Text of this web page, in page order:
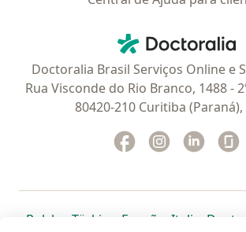
Doctoralia -
Doctoralia Brasil Serviços Online e
Rua Visconde do Rio Branco, 1488 -
80420-210 Curitiba (Paraná),
Facebook
abre num novo
Instagram
abre num
abre
Polska abre num novo separador
Türkiye abre num novo
España abre num
Italia abre